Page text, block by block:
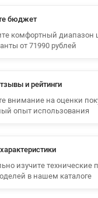
бюджет
комфортный диапазон
от 71990 рублей
и рейтинги
внимание на оценки
опыт использования
изучите технические
в нашем каталоге